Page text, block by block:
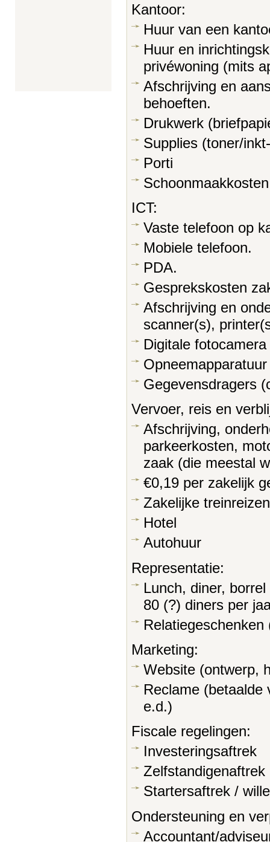
Kantoor:
Huur van een
Huur en
privéwoning (mits
Afschrijving en
behoeften.
Drukwerk
Supplies (toner/
Porti
Schoonmaakkosten
ICT:
Vaste telefoon op
Mobiele telefoon.
PDA.
Gesprekskosten
Afschrijving en
scanner(s),
Digitale fotocamera
Gegevensdragers
Vervoer, reis en
Afschrijving,
parkeerkosten,
zaak (die meestal
€0,19 per zakelijk
Zakelijke
Hotel
Autohuur
Representatie:
Lunch, diner,
80 (?) diners per
Marketing:
Website (ontwerp,
Reclame (betaalde
e.d.)
Fiscale regelingen:
Investeringsaftrek
Zelfstandigenaftrek
Startersaftrek /
Ondersteuning en
Accountant/